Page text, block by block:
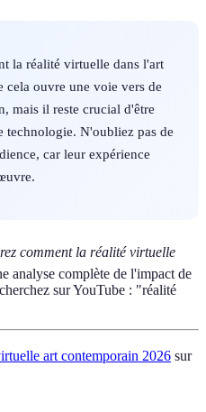
la réalité virtuelle dans l'art
cela ouvre une voie vers de
mais il reste crucial d'être
technologie. N'oubliez pas de
car leur expérience
comment la réalité virtuelle
analyse complète de l'impact de
sur YouTube : "réalité
art contemporain 2026 sur